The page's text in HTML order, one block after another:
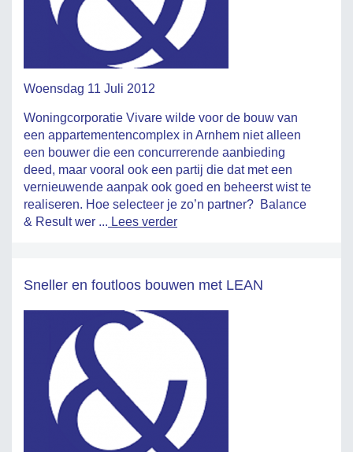
Woensdag 11 Juli 2012
Woningcorporatie Vivare wilde voor de bouw van
een appartementencomplex in Arnhem niet alleen
een bouwer die een concurrerende aanbieding
deed, maar vooral ook een partij die dat met een
vernieuwende aanpak ook goed en beheerst wist te
realiseren. Hoe selecteer je zo’n partner? Balance
& Result wer ... Lees verder
Sneller en foutloos bouwen met LEAN